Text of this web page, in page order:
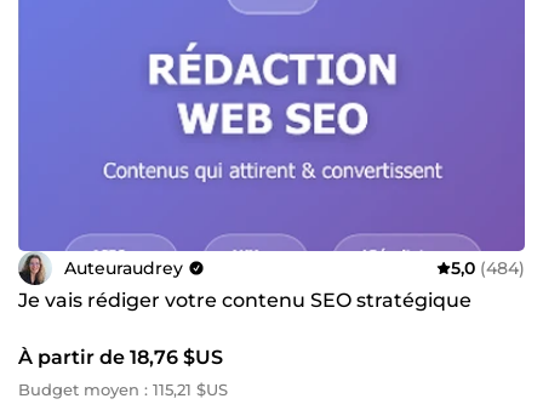
Auteuraudrey 5,0 (484)
Je vais rédiger votre contenu SEO stratégique
À partir de 18,76 $US
Budget moyen : 115,21 $US